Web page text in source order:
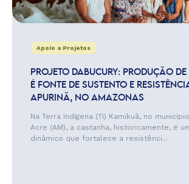
Apoio a Projetos
PROJETO DABUCURY: PRODUÇÃO
É FONTE DE SUSTENTO E
APURINÃ, NO AMAZONAS
Na Terra Indígena (TI) Kamikuã, no
Acre (AM), a castanha, historicamente, é
dinâmico que fortalece a resistênci...